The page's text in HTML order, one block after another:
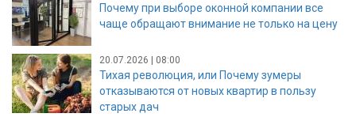
Почему при выборе оконной компании все
чаще обращают внимание не только на цену
20.07.2026 | 08:00
Тихая революция, или Почему зумеры
отказываются от новых квартир в пользу
старых дач